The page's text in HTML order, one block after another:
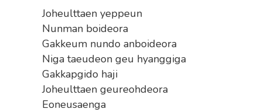
Joheulttaen yeppeun
Nunman boideora
Gakkeum nundo anboideora
Niga taeudeon geu hyanggiga
Gakkapgido haji
Joheulttaen geureohdeora
Eoneusaenga